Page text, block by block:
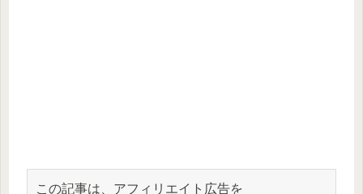
この記事は、アフィリエイト広告を